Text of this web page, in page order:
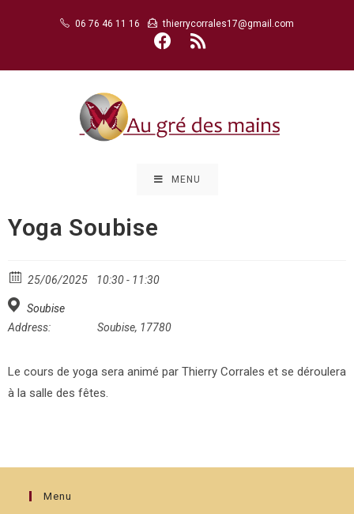
06 76 46 11 16 thierrycorrales17@gmail.com
MENU
Yoga Soubise
25/06/2025 10:30 - 11:30
Soubise
Address:
Soubise, 17780
Le cours de yoga sera animé par Thierry Corrales et se déroulera
à la salle des fêtes.
Menu